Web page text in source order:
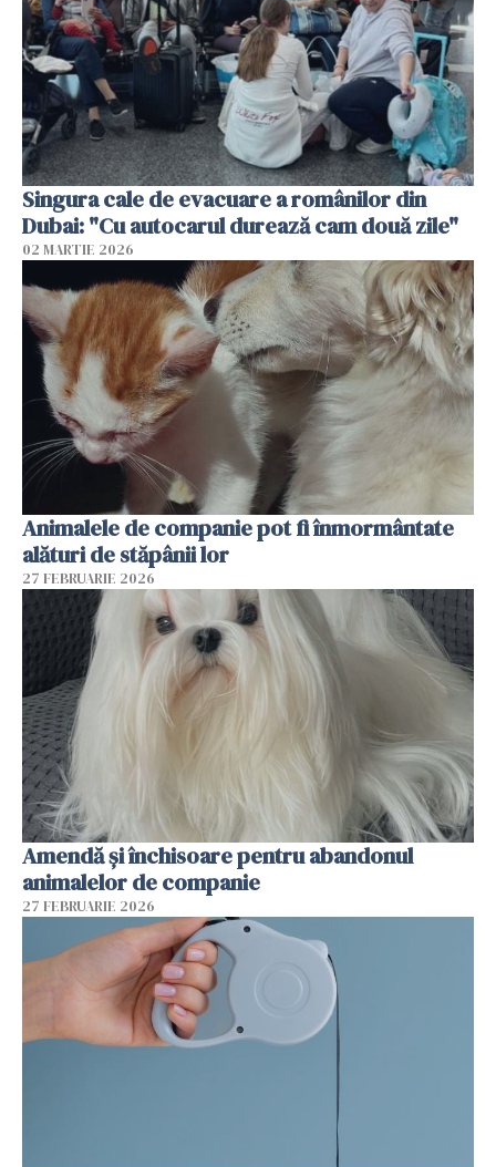
Singura cale de evacuare a românilor din
Dubai: "Cu autocarul durează cam două zile"
02 MARTIE 2026
Animalele de companie pot fi înmormântate
alături de stăpânii lor
27 FEBRUARIE 2026
Amendă și închisoare pentru abandonul
animalelor de companie
27 FEBRUARIE 2026